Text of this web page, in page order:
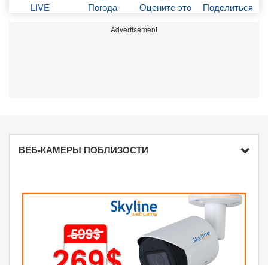
LIVE Погода Оцените это Поделиться
Advertisement
ВЕБ-КАМЕРЫ ПОБЛИЗОСТИ